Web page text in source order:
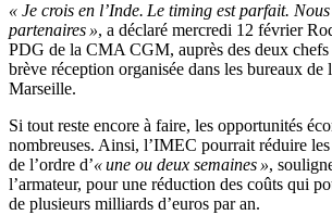
« Je crois en l’Inde. Le timing est parfait.
partenaires », a déclaré mercredi 12 février
PDG de la CMA CGM, auprès des deux chefs
brève réception organisée dans les bureaux de
Marseille.
Si tout reste encore à faire, les opportunités
nombreuses. Ainsi, l’IMEC pourrait réduire
de l’ordre d’« une ou deux semaines »,
l’armateur, pour une réduction des coûts qui
de plusieurs milliards d’euros par an.